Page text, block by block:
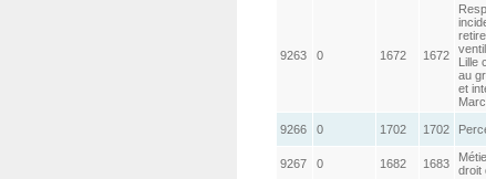
9263 0 1672 1672
Lille
au
et
9266 0 1702 1702
9267 0 1682 1683
droit